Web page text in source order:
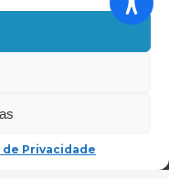
Privacidade